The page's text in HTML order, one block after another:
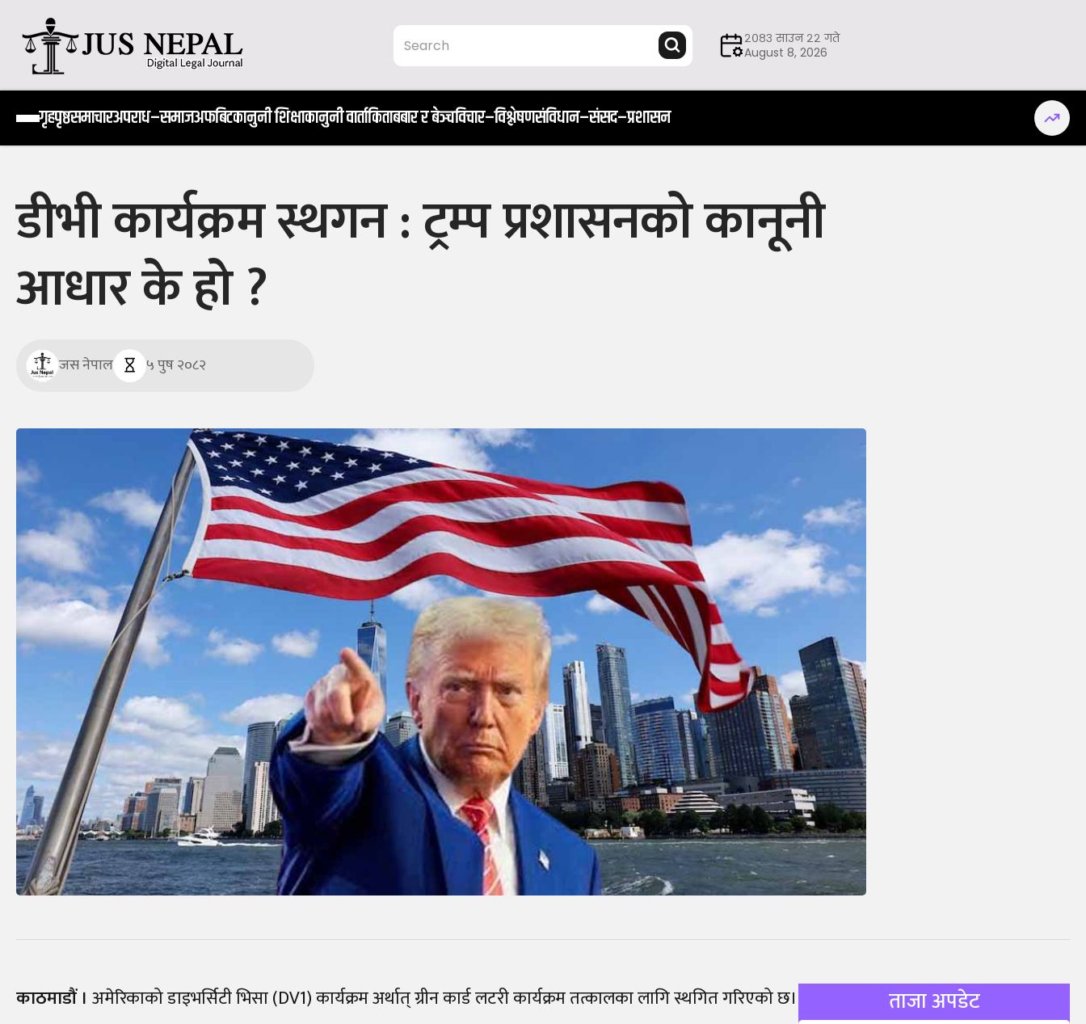
content
Jus Nepal | www.jusnepal.com
Digital Legal Journal
२०८३ साउन २२ गते
August 8, 2026
गृहपृष्ठसमाचारअपराध–समाजअफबिटकानुनी शिक्षाकानुनी वार्ताकिताबबार र बेञ्चविचार–विश्लेषणसंविधान–संसद–प्रशासन
डीभी कार्यक्रम स्थगन : ट्रम्प प्रशासनको कानूनी
आधार के हो ?
जस नेपाल ५ पुष २०८२
काठमाडौं । अमेरिकाको डाइभर्सिटी भिसा (DV1) कार्यक्रम अर्थात् ग्रीन कार्ड लटरी कार्यक्रम तत्कालका लागि स्थगित गरिएको छ।
ताजा अपडेट